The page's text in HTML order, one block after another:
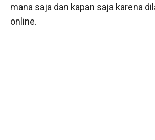
mana saja dan kapan saja karena
online.